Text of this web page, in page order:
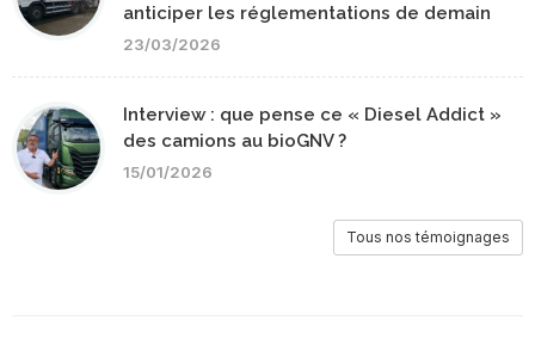
anticiper les réglementations de demain
23/03/2026
Interview : que pense ce « Diesel Addict »
des camions au bioGNV ?
15/01/2026
Tous nos témoignages